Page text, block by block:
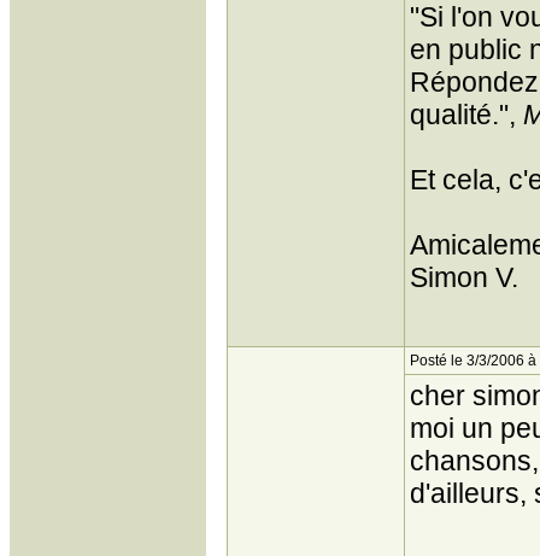
"Si l'on
en public
qualité.",
Et cela,
Simon V.
Posté le 3/3/2006
cher
moi un
d'ailleurs,